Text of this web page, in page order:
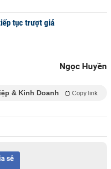
tục trượt giá
Ngọc Huyền
& Kinh Doanh Copy link
sẻ